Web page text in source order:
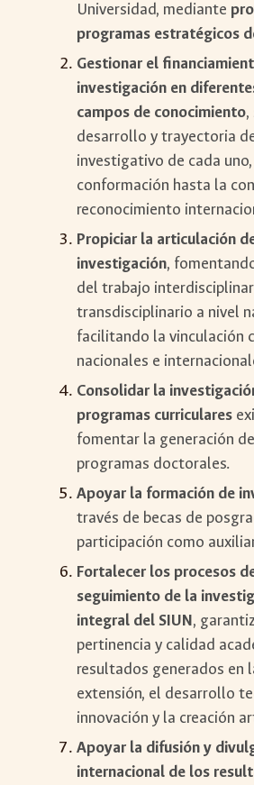
Universidad, mediante
programas estratégicos
Gestionar el
investigación en
campos de conocimiento,
desarrollo y trayectoria
investigativo de cada
conformación hasta la
reconocimiento
Propiciar la articulación
investigación,
del trabajo
transdisciplinario a nivel
facilitando la vinculación
nacionales e
Consolidar la
programas curriculares
fomentar la generación
programas doctorales.
Apoyar la formación de
través de becas de
participación como
Fortalecer los procesos
seguimiento de la
integral del SIUN,
pertinencia y calidad
resultados generados en
extensión, el desarrollo
innovación y la creación
Apoyar la difusión y
internacional de los